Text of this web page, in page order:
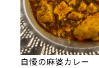
自慢の麻婆カレー